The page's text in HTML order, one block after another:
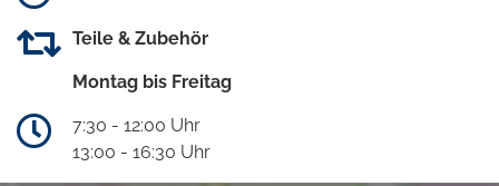
Teile & Zubehör
Montag bis Freitag
7:30 - 12:00 Uhr
13:00 - 16:30 Uhr